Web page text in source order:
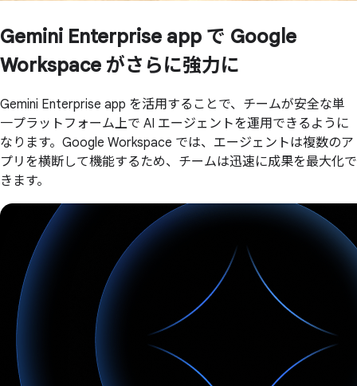
Gemini Enterprise app で Google
Workspace がさらに強力に
Gemini Enterprise app を活用することで、チームが安全な単
一プラットフォーム上で AI エージェントを運用できるように
なります。Google Workspace では、エージェントは複数のア
プリを横断して機能するため、チームは迅速に成果を最大化で
きます。